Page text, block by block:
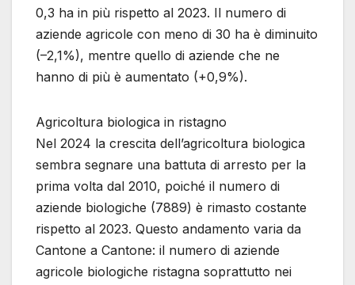
0,3 ha in più rispetto al 2023. Il numero di
aziende agricole con meno di 30 ha è diminuito
(–2,1%), mentre quello di aziende che ne
hanno di più è aumentato (+0,9%).
Agricoltura biologica in ristagno
Nel 2024 la crescita dell’agricoltura biologica
sembra segnare una battuta di arresto per la
prima volta dal 2010, poiché il numero di
aziende biologiche (7889) è rimasto costante
rispetto al 2023. Questo andamento varia da
Cantone a Cantone: il numero di aziende
agricole biologiche ristagna soprattutto nei